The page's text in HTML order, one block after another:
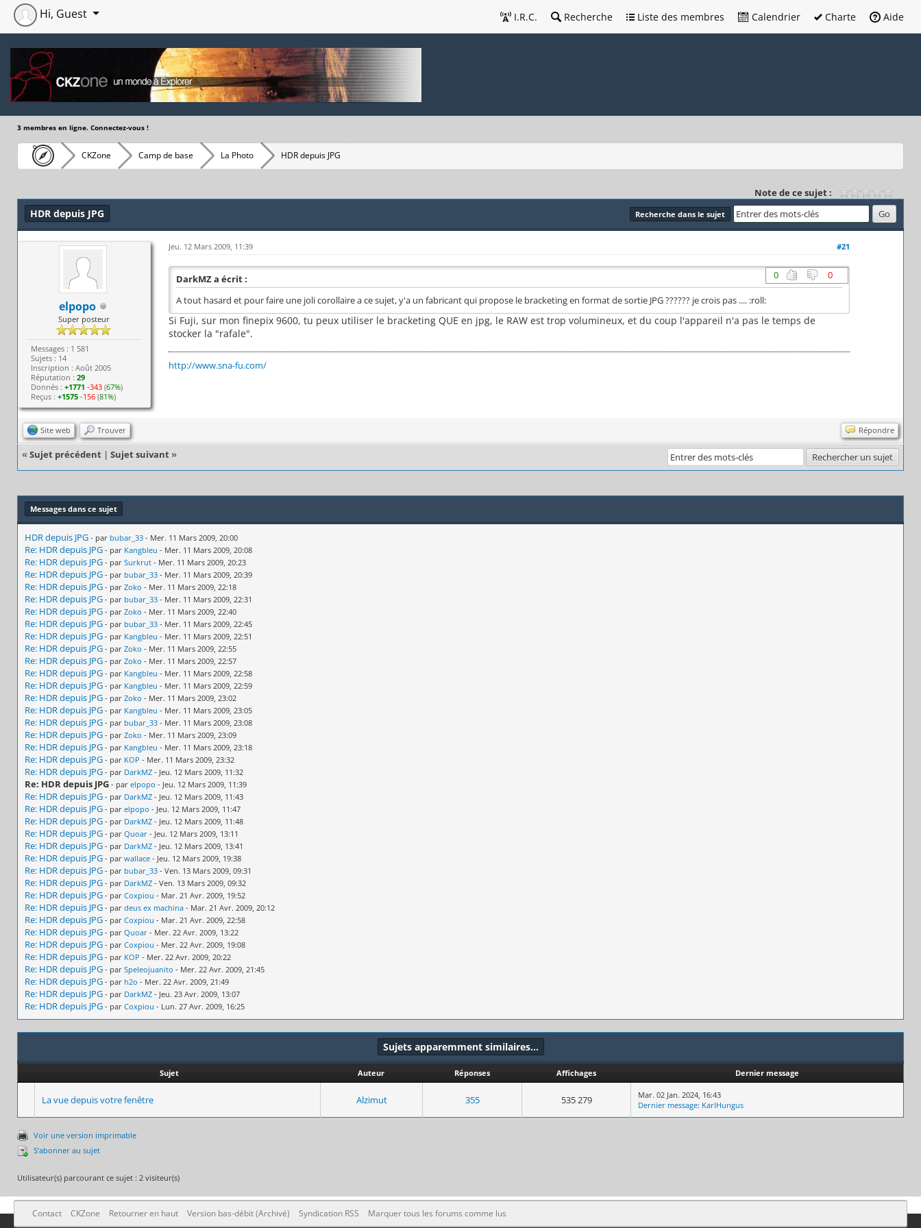
I.R.C. Recherche Liste des membres Calendrier Charte Aide
Hi, Guest
3 membres en ligne. Connectez-vous !
CKZone Camp de base La Photo HDR depuis JPG
Note de ce sujet :
Recherche dans le sujet
HDR depuis JPG
elpopo
Super posteur
Messages : 1 581
Sujets : 14
Inscription : Août 2005
Réputation : 29
Donnés : +1771 -343(67%)
Reçus : +1575 -156(81%)
#21
Jeu. 12 Mars 2009, 11:39
0 0
DarkMZ a écrit :
A tout hasard et pour faire une joli corollaire a ce sujet, y'a un fabricant qui propose le bracketing en format de sortie JPG ?????? je crois pas .... :roll:
Si Fuji, sur mon finepix 9600, tu peux utiliser le bracketing QUE en jpg, le RAW est trop volumineux, et du coup l'appareil n'a pas le temps de
stocker la "rafale".
http://www.sna-fu.com/
Site web Trouver Répondre
« Sujet précédent | Sujet suivant »
Messages dans ce sujet
HDR depuis JPG - par bubar_33 - Mer. 11 Mars 2009, 20:00
Re: HDR depuis JPG - par Kangbleu - Mer. 11 Mars 2009, 20:08
Re: HDR depuis JPG - par Surkrut - Mer. 11 Mars 2009, 20:23
Re: HDR depuis JPG - par bubar_33 - Mer. 11 Mars 2009, 20:39
Re: HDR depuis JPG - par Zoko - Mer. 11 Mars 2009, 22:18
Re: HDR depuis JPG - par bubar_33 - Mer. 11 Mars 2009, 22:31
Re: HDR depuis JPG - par Zoko - Mer. 11 Mars 2009, 22:40
Re: HDR depuis JPG - par bubar_33 - Mer. 11 Mars 2009, 22:45
Re: HDR depuis JPG - par Kangbleu - Mer. 11 Mars 2009, 22:51
Re: HDR depuis JPG - par Zoko - Mer. 11 Mars 2009, 22:55
Re: HDR depuis JPG - par Zoko - Mer. 11 Mars 2009, 22:57
Re: HDR depuis JPG - par Kangbleu - Mer. 11 Mars 2009, 22:58
Re: HDR depuis JPG - par Kangbleu - Mer. 11 Mars 2009, 22:59
Re: HDR depuis JPG - par Zoko - Mer. 11 Mars 2009, 23:02
Re: HDR depuis JPG - par Kangbleu - Mer. 11 Mars 2009, 23:05
Re: HDR depuis JPG - par bubar_33 - Mer. 11 Mars 2009, 23:08
Re: HDR depuis JPG - par Zoko - Mer. 11 Mars 2009, 23:09
Re: HDR depuis JPG - par Kangbleu - Mer. 11 Mars 2009, 23:18
Re: HDR depuis JPG - par KOP - Mer. 11 Mars 2009, 23:32
Re: HDR depuis JPG - par DarkMZ - Jeu. 12 Mars 2009, 11:32
Re: HDR depuis JPG - par elpopo - Jeu. 12 Mars 2009, 11:39
Re: HDR depuis JPG - par DarkMZ - Jeu. 12 Mars 2009, 11:43
Re: HDR depuis JPG - par elpopo - Jeu. 12 Mars 2009, 11:47
Re: HDR depuis JPG - par DarkMZ - Jeu. 12 Mars 2009, 11:48
Re: HDR depuis JPG - par Quoar - Jeu. 12 Mars 2009, 13:11
Re: HDR depuis JPG - par DarkMZ - Jeu. 12 Mars 2009, 13:41
Re: HDR depuis JPG - par wallace - Jeu. 12 Mars 2009, 19:38
Re: HDR depuis JPG - par bubar_33 - Ven. 13 Mars 2009, 09:31
Re: HDR depuis JPG - par DarkMZ - Ven. 13 Mars 2009, 09:32
Re: HDR depuis JPG - par Coxpiou - Mar. 21 Avr. 2009, 19:52
Re: HDR depuis JPG - par deus ex machina - Mar. 21 Avr. 2009, 20:12
Re: HDR depuis JPG - par Coxpiou - Mar. 21 Avr. 2009, 22:58
Re: HDR depuis JPG - par Quoar - Mer. 22 Avr. 2009, 13:22
Re: HDR depuis JPG - par Coxpiou - Mer. 22 Avr. 2009, 19:08
Re: HDR depuis JPG - par KOP - Mer. 22 Avr. 2009, 20:22
Re: HDR depuis JPG - par Speleojuanito - Mer. 22 Avr. 2009, 21:45
Re: HDR depuis JPG - par h2o - Mer. 22 Avr. 2009, 21:49
Re: HDR depuis JPG - par DarkMZ - Jeu. 23 Avr. 2009, 13:07
Re: HDR depuis JPG - par Coxpiou - Lun. 27 Avr. 2009, 16:25
Sujets apparemment similaires…
Sujet Auteur Réponses Affichages Dernier message
La vue depuis votre fenêtre Alzimut 355 535 279
Mar. 02 Jan. 2024, 16:43
Dernier message: KarlHungus
Voir une version imprimable
S’abonner au sujet
Utilisateur(s) parcourant ce sujet : 2 visiteur(s)
Contact CKZone Retourner en haut Version bas-débit (Archivé) Syndication RSS Marquer tous les forums comme lus